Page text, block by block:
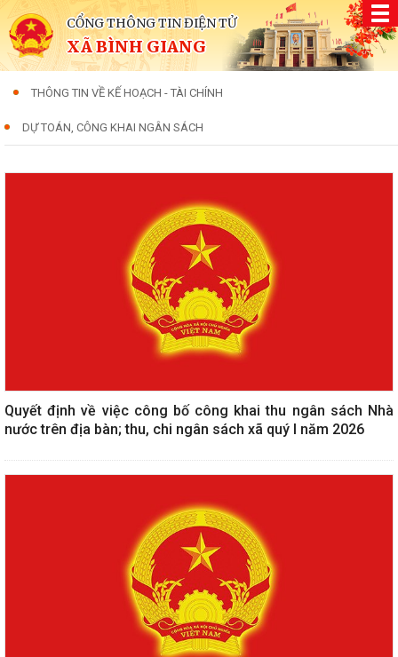
CỔNG THÔNG TIN ĐIỆN TỬ
XÃ BÌNH GIANG
THÔNG TIN VỀ KẾ HOẠCH - TÀI CHÍNH
DỰ TOÁN, CÔNG KHAI NGÂN SÁCH
Quyết định về việc công bố công khai thu ngân sách Nhà
nước trên địa bàn; thu, chi ngân sách xã quý I năm 2026